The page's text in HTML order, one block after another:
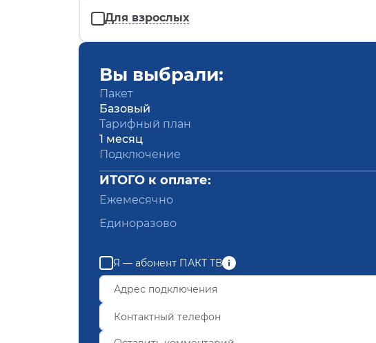
Для взрослых
Вы выбрали:
Пакет
Базовый
Тарифный план
1 месяц
Подключение
ИТОГО к оплате:
Ежемесячно
Единоразово
Я — абонент ПАКТ ТВ